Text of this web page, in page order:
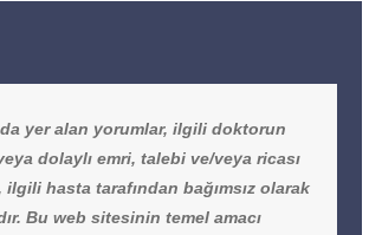
yer alan yorumlar, ilgili doktorun
dolaylı emri, talebi ve/veya ricası
ilgili hasta tarafından bağımsız olarak
Bu web sitesinin temel amacı